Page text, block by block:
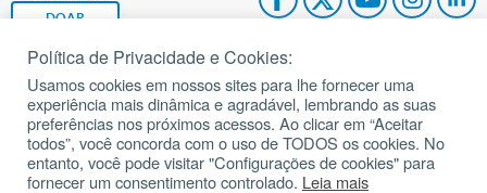
DOAR
Fundação João Paulo II
Pedido de Oração
Mapa do site
Política de Privacidade e Cookies:
Usamos cookies em nossos sites para lhe fornecer uma
experiência mais dinâmica e agradável, lembrando as suas
preferências nos próximos acessos. Ao clicar em “Aceitar
todos”, você concorda com o uso de TODOS os cookies. No
entanto, você pode visitar "Configurações de cookies" para
fornecer um consentimento controlado. Leia mais